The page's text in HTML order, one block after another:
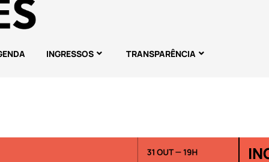
INGRESSOS TRANSPARÊNCIA